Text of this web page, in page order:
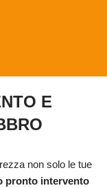
E
non solo le tue
pronto intervento